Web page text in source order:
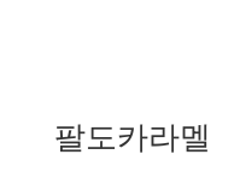
팔도카라멜